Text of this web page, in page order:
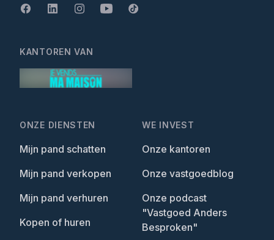
ONZE DIENSTEN
Mijn pand schatten
Mijn pand verkopen
Mijn pand verhuren
Kopen of huren
WE INVEST
Onze kantoren
Onze vastgoedblog
Onze podcast
"Vastgoed Anders
Besproken"
KANTOREN VAN